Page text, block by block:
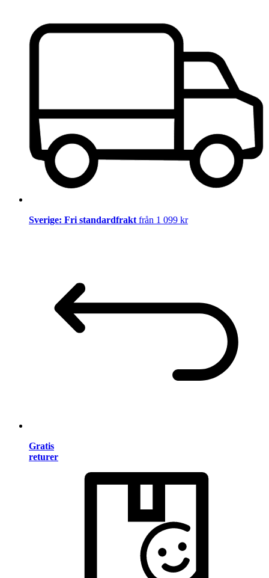
Sverige: Fri standardfrakt från 1 099 kr
Gratis
returer